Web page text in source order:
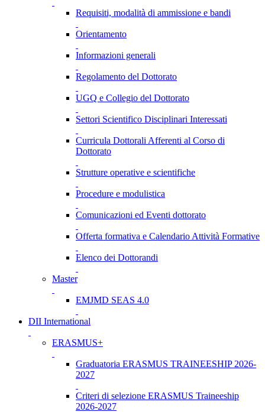
Requisiti, modalità di ammissione e bandi
Orientamento
Informazioni generali
Regolamento del Dottorato
UGQ e Collegio del Dottorato
Settori Scientifico Disciplinari Interessati
Curricula Dottorali Afferenti al Corso di
Dottorato
Strutture operative e scientifiche
Procedure e modulistica
Comunicazioni ed Eventi dottorato
Offerta formativa e Calendario Attività Formative
Elenco dei Dottorandi
Master
EMJMD SEAS 4.0
DII International
ERASMUS+
Graduatoria ERASMUS TRAINEESHIP 2026-
2027
Criteri di selezione ERASMUS Traineeship
2026-2027